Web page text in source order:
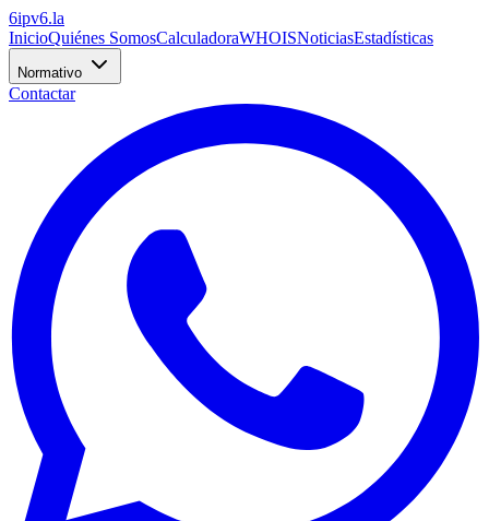
6ipv6.la
InicioQuiénes SomosCalculadoraWHOISNoticiasEstadísticas
Normativo
Contactar